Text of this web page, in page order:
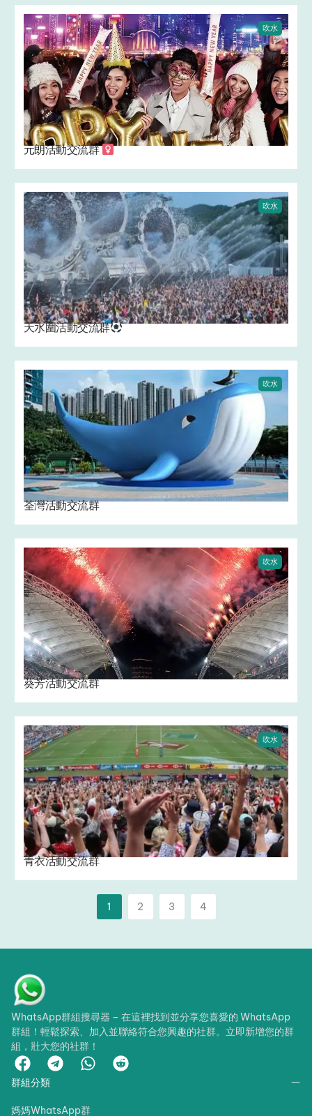
吹水
元朗活動交流群 ‍
吹水
天水圍活動交流群
吹水
荃灣活動交流群
吹水
葵芳活動交流群
吹水
青衣活動交流群
1 2 3 4
WhatsApp群組搜尋器 – 在這裡找到並分享您喜愛的 WhatsApp
群組！輕鬆探索、加入並聯絡符合您興趣的社群。立即新增您的群
組，壯大您的社群！
群組分類
媽媽WhatsApp群